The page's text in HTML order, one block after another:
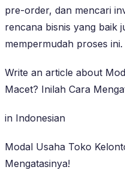
pre-order, dan mencari
rencana bisnis yang baik
mempermudah proses ini.
Write an article about
Macet? Inilah Cara
in Indonesian
Modal Usaha Toko
Mengatasinya!